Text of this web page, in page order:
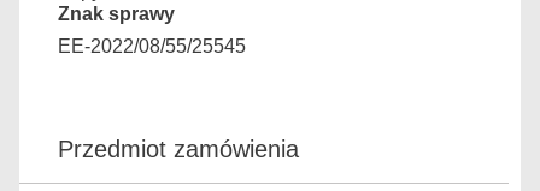
Znak sprawy
EE-2022/08/55/25545
Przedmiot zamówienia